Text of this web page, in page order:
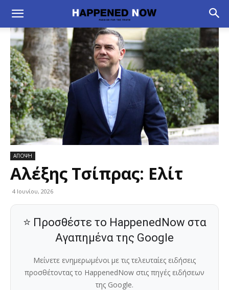
ΑΠΟΨΗ
Αλέξης Τσίπρας: Ελίτ
4 Ιουνίου, 2026
⭐ Προσθέστε το HappenedNow στα
Αγαπημένα της Google
Μείνετε ενημερωμένοι με τις τελευταίες ειδήσεις
προσθέτοντας το HappenedNow στις πηγές ειδήσεων
της Google.